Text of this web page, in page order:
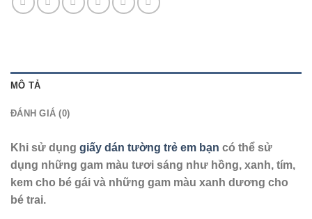
MÔ TẢ
ĐÁNH GIÁ (0)
Khi sử dụng giấy dán tường trẻ em bạn có thể sử
dụng những gam màu tươi sáng như hồng, xanh, tím,
kem cho bé gái và những gam màu xanh dương cho
bé trai.